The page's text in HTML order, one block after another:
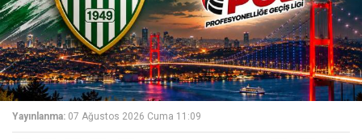
Yayınlanma: 07 Ağustos 2026 Cuma 11:09